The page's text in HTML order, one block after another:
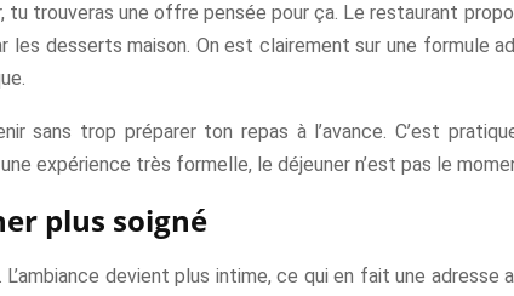
tu trouveras une offre pensée pour ça. Le restaurant
desserts maison. On est clairement sur une formule
sans trop préparer ton repas à l’avance. C’est
expérience très formelle, le déjeuner n’est pas le
plus soigné
devient plus intime, ce qui en fait une adresse